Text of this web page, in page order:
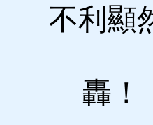
不利顯
轟！